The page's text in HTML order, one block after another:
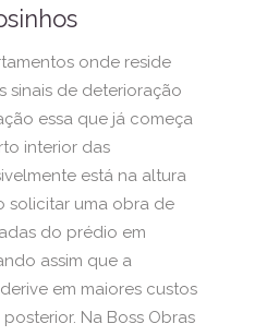
onde reside
sinais de deterioração
essa que já começa
interior das
está na altura
solicitar uma obra de
do prédio em
assim que a
em maiores custos
Na Boss Obras